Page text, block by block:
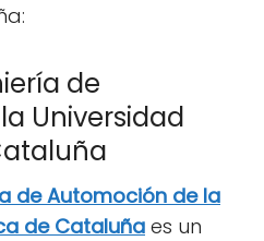
de
Universidad
de Automoción de la
de Cataluña es un